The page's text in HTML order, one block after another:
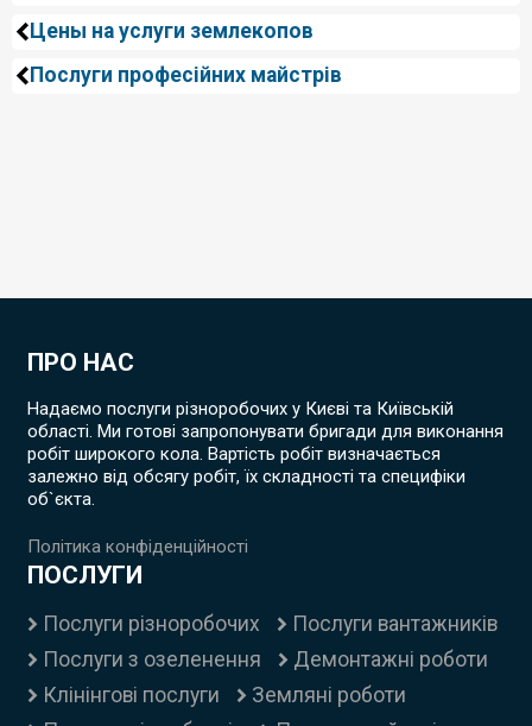
Цены на услуги землекопов
Послуги професійних майстрів
ПРО НАС
Надаємо послуги різноробочих у Києві та Київській
області. Ми готові запропонувати бригади для виконання
робіт широкого кола. Вартість робіт визначається
залежно від обсягу робіт, їх складності та специфіки
об`єкта.
Політика конфіденційності
ПОСЛУГИ
Послуги різноробочих
Послуги вантажників
Послуги з озеленення
Демонтажні роботи
Клінінгові послуги
Земляні роботи